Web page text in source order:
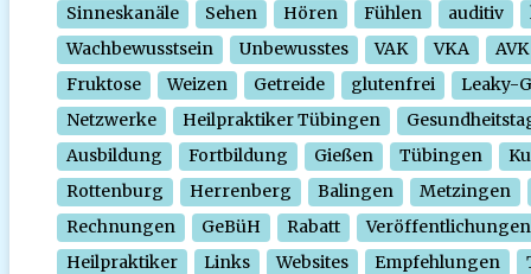
Sinneskanäle
Sehen Hören Fühlen auditiv
Wachbewusstsein
Unbewusstes VAK VKA
AVK
Fruktose
Weizen Getreide glutenfrei
Leaky-
Netzwerke
Heilpraktiker Tübingen
Ausbildung
Fortbildung Gießen Tübingen
Rottenburg
Herrenberg Balingen
Metzingen
Rechnungen
GeBüH Rabatt
Veröffentlichungen
Heilpraktiker
Links Websites Empfehlungen